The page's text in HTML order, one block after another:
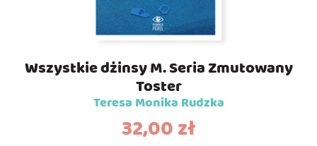
Wszystkie dżinsy M. Seria Zmutowany
Toster
Teresa Monika Rudzka
32,00zł